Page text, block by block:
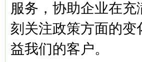
服务，协助企业在
刻关注政策方面的
益我们的客户。